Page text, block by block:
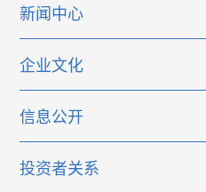
新闻中心
企业文化
信息公开
投资者关系